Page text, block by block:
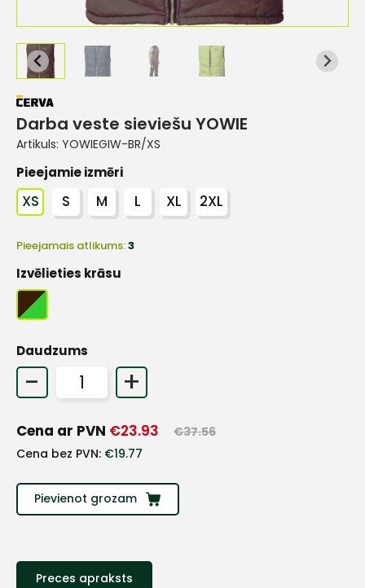
Darba veste sieviešu YOWIE
Artikuls: YOWIEGIW-BR/XS
Pieejamie izmēri
XS S M L XL 2XL
Pieejamais atlikums:3
Izvēlieties krāsu
Daudzums
- +
Cena ar PVN €23.93 €37.56
Cena bez PVN: €19.77
Pievienot grozam
Preces apraksts
Sazinies
+